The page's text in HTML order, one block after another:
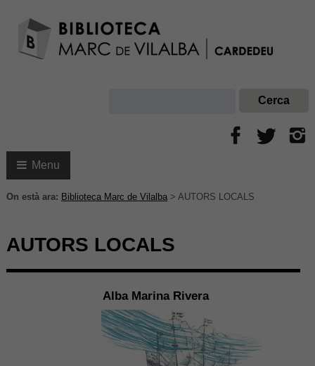
Menu
On està ara: Biblioteca Marc de Vilalba> AUTORS LOCALS
AUTORS LOCALS
Alba Marina Rivera